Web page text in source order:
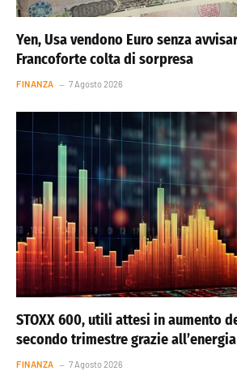
Yen, Usa vendono Euro senza
Francoforte colta di sorpresa
FINANZA 7 Agosto 2026
STOXX 600, utili attesi in aumento
secondo trimestre grazie all’energia
FINANZA 7 Agosto 2026